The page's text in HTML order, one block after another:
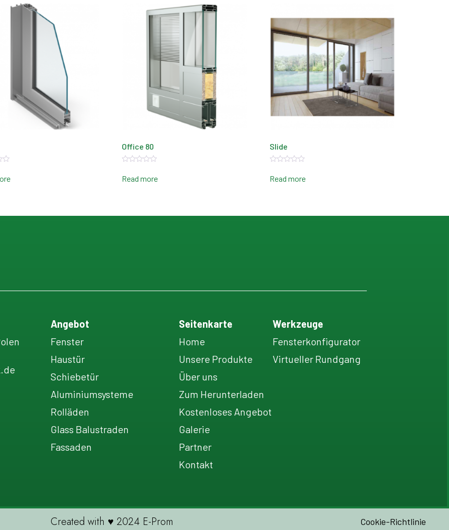
Office 80
0
out
Read more
Slide
0
out
Read more
Angebot
Fenster
Haustür
Schiebetür
Aluminiumsysteme
Rolläden
Glass Balustraden
Fassaden
Seitenkarte
Home
Unsere Produkte
Über uns
Zum Herunterladen
Kostenloses Angebot
Galerie
Partner
Kontakt
Werkzeuge
Fensterkonfigurator
Virtueller Rundgang
Created with ♥ 2024 E-Prom Cookie-Richtlinie